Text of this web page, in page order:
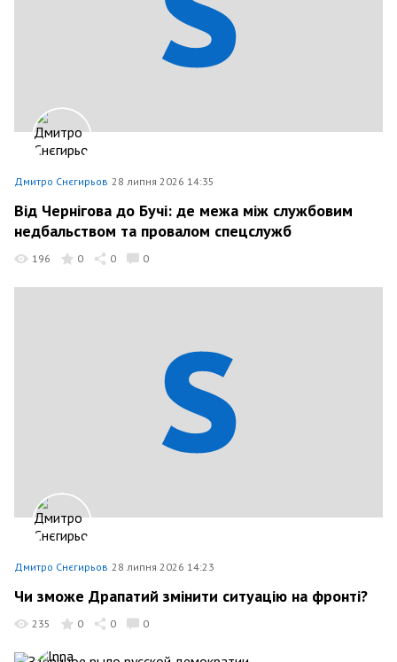
Дмитро Снєгирьов 28 липня 2026 14:35
Від Чернігова до Бучі: де межа між службовим
недбальством та провалом спецслужб
196 0 0 0
Дмитро Снєгирьов 28 липня 2026 14:23
Чи зможе Драпатий змінити ситуацію на фронті?
235 0 0 0